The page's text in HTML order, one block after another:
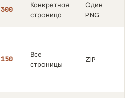
300
Конкретная
страница
Один
PNG
150
Все
страницы
ZIP